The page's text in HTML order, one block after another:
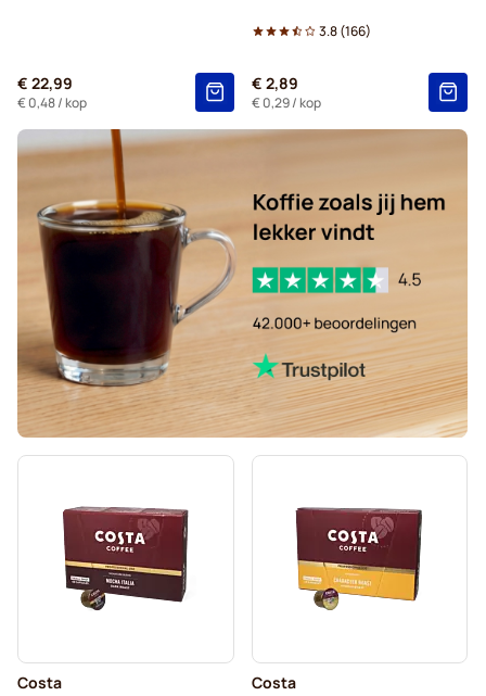
€ 22,99
€ 0,48/ kop
3.8(166)
€ 2,89
€ 0,29/ kop
Costa
Costa